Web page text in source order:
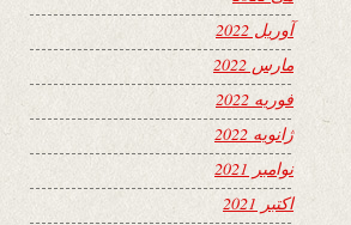
آوریل 2022
مارس 2022
فوریه 2022
ژانویه 2022
نوامبر 2021
اکتبر 2021